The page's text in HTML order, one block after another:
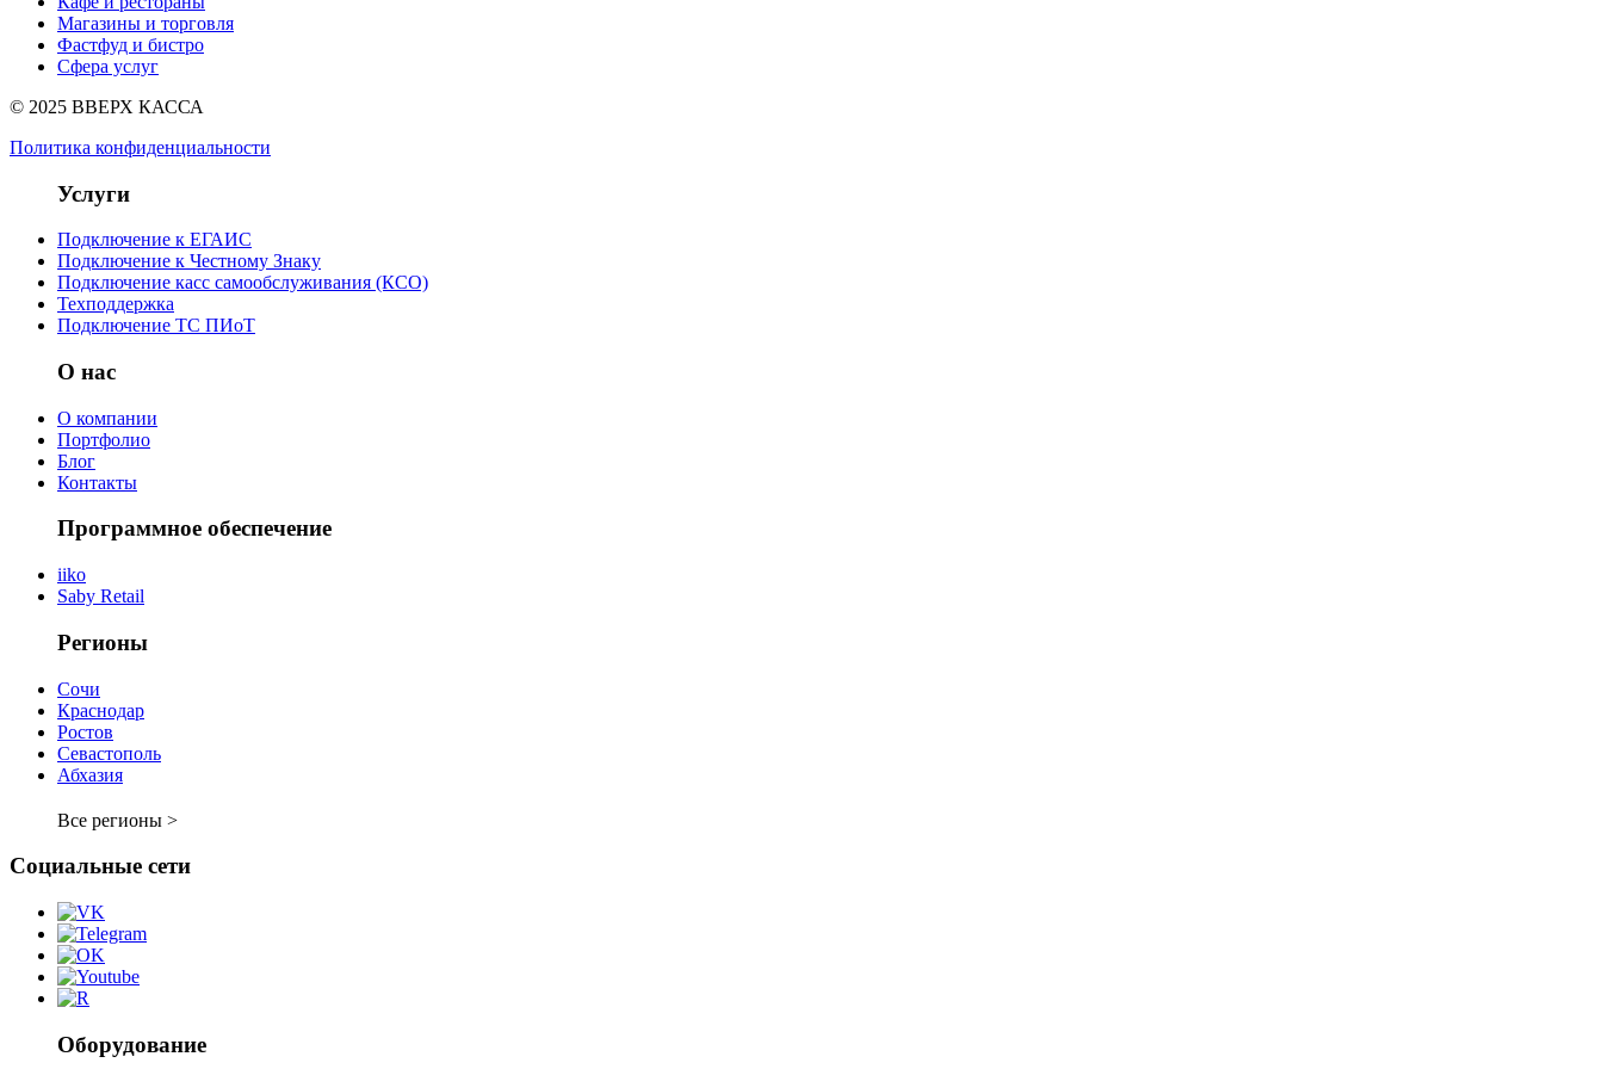
Магазины и торговля
Фастфуд и бистро
Сфера услуг
© 2025 ВВЕРХ КАССА
Политика конфиденциальности
Услуги
Подключение к ЕГАИС
Подключение к Честному Знаку
Подключение касс самообслуживания (КСО)
Техподдержка
Подключение ТС ПИоТ
О нас
О компании
Портфолио
Блог
Контакты
Программное обеспечение
iiko
Saby Retail
Регионы
Сочи
Краснодар
Ростов
Севастополь
Абхазия
Все регионы >
Социальные сети
Оборудование